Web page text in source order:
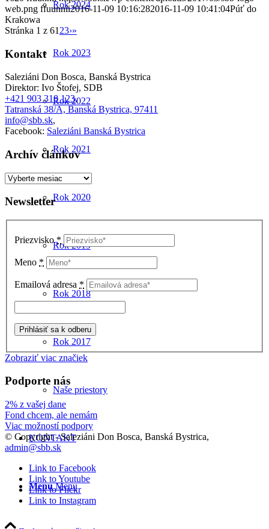
Rok 2024
Rok 2023
Rok 2022
Rok 2021
Rok 2020
Rok 2019
Rok 2018
Rok 2017
Naše priestory
KONTAKT
Menu Menu
web.png ffuunnii2016-11-09 10:16:282016-11-09 10:41:04Púť do
Krakowa
Stránka 1 z 61 23›»
Kontakt
Saleziáni Don Bosca, Banská Bystrica
Direktor: Ivo Štofej, SDB
+421 903 318 123,
Tatranská 38/A, Banská Bystrica, 97411
info@sbb.sk,
Facebook: Saleziáni Banská Bystrica
Archív článkov
Archív
Newsletter
Priezvisko*
Meno *
Emailová adresa *
Zobraziť viac značiek
Podporte nás
2% z vašej dane
Fond chcem, ale nemám
Viac možností podpory
© Copyright - Saleziáni Don Bosca, Banská Bystrica,
admin@sbb.sk
Link to Facebook
Link to Youtube
Link to Flickr
Link to Instagram